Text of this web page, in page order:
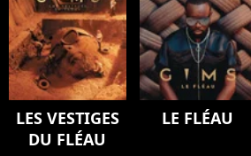
(SYMPHONY)
LES VESTIGES
DU FLÉAU
LE FLÉAU